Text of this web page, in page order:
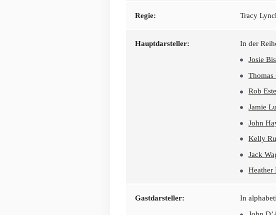
Regie: Tracy
Hauptdarsteller:
In der
Josie
Rob
Jamie
John
Kelly
Jack
Heather
Gastdarsteller:
In